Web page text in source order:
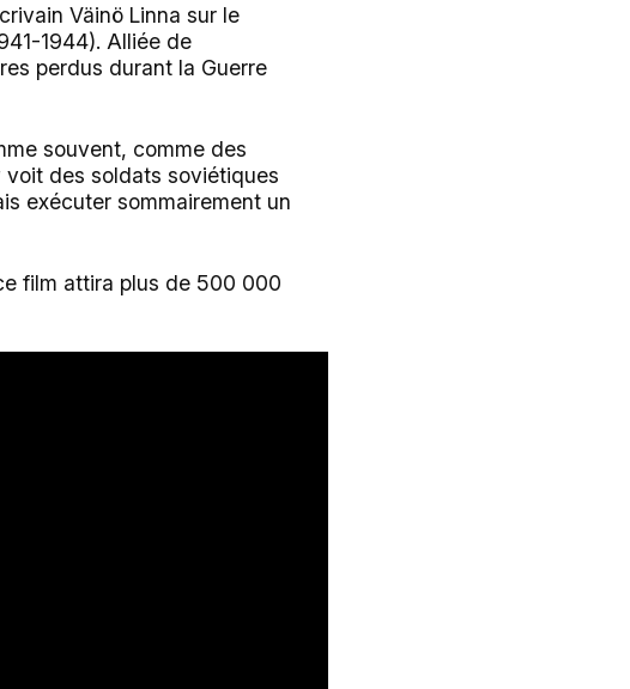
Väinö Linna sur le
1944). Alliée de
perdus durant la Guerre
souvent, comme des
voit des soldats soviétiques
exécuter sommairement un
film attira plus de 500 000